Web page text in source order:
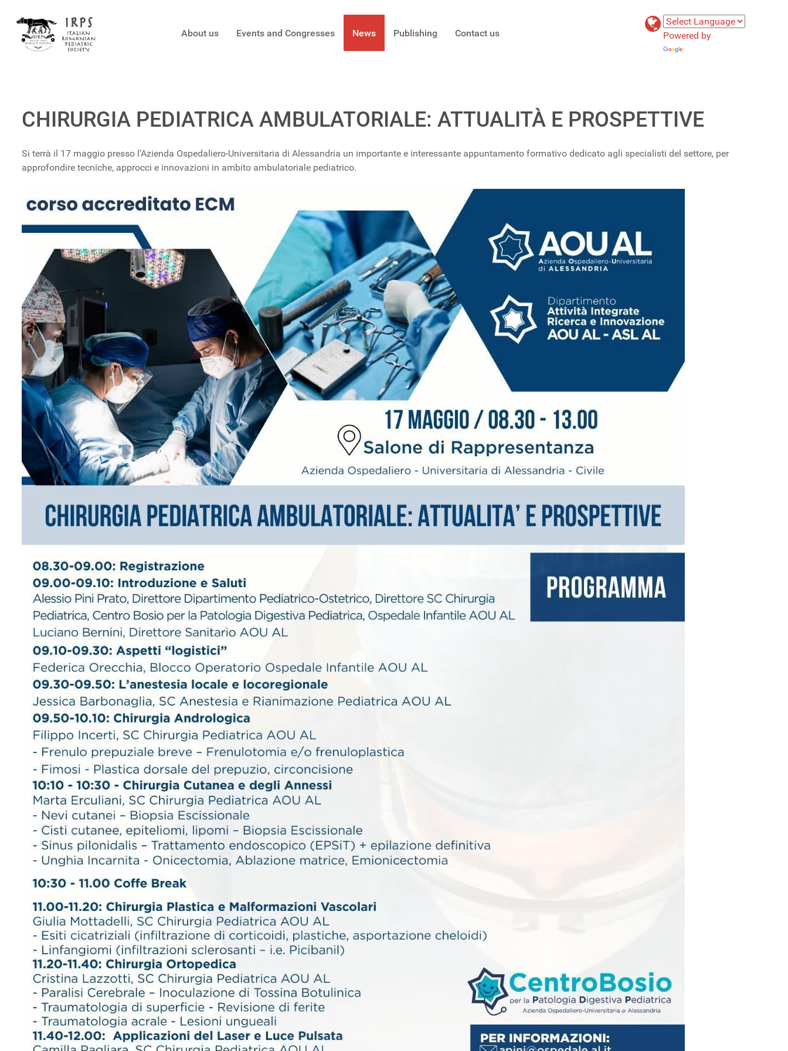
About us Events and Congresses News Publishing Contact us
Powered by
CHIRURGIA PEDIATRICA AMBULATORIALE: ATTUALITÀ E PROSPETTIVE
Si terrà il 17 maggio presso l’Azienda Ospedaliero-Universitaria di Alessandria un importante e interessante appuntamento formativo dedicato agli specialisti del settore, per
approfondire tecniche, approcci e innovazioni in ambito ambulatoriale pediatrico.